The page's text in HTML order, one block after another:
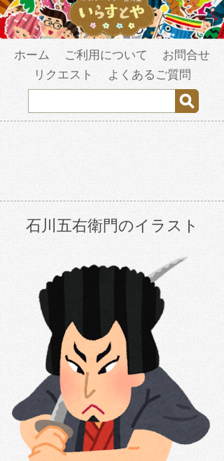
ホーム ご利用について
お問合せ
リクエスト
よくあるご質問
石川五右衛門のイラスト